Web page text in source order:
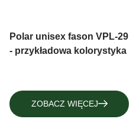
Polar unisex fason VPL-29
- przykładowa kolorystyka
ZOBACZ WIĘCEJ